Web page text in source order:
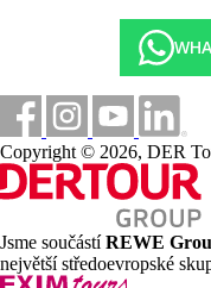
Copyright © 2026, DER
Jsme součástíREWE
největší středoevropské